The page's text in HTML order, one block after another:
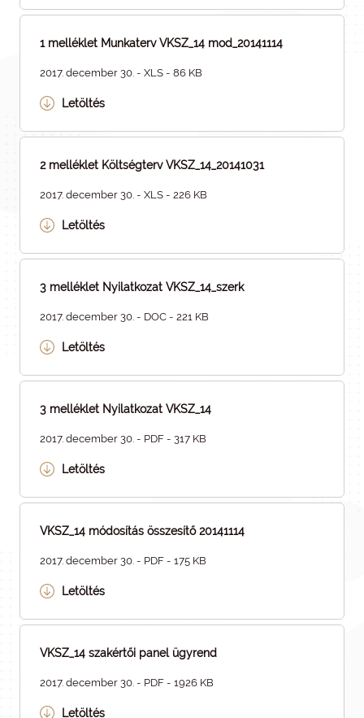
1 melléklet Munkaterv VKSZ_14 mod_20141114
2017. december 30. - XLS - 86 KB
Letöltés
2 melléklet Költségterv VKSZ_14_20141031
2017. december 30. - XLS - 226 KB
Letöltés
3 melléklet Nyilatkozat VKSZ_14_szerk
2017. december 30. - DOC - 221 KB
Letöltés
3 melléklet Nyilatkozat VKSZ_14
2017. december 30. - PDF - 317 KB
Letöltés
VKSZ_14 módosítás összesítő 20141114
2017. december 30. - PDF - 175 KB
Letöltés
VKSZ_14 szakértői panel ügyrend
2017. december 30. - PDF - 1926 KB
Letöltés